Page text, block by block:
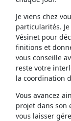
Je viens chez
particularités.
Vésinet pour
finitions et
vous conseille
reste votre
la coordination
Vous avancez
projet dans son
vous laisser